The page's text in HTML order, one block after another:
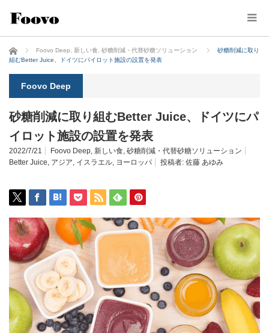
ホーム Foovo Deep 新しい食 砂糖削減・代替砂糖ソリューション
砂糖削減に取り
組むBetter Juice、ドイツにパイロット施設の設置を発表
Foovo Deep
砂糖削減に取り組むBetter Juice、ドイツにパ
イロット施設の設置を発表
2022/7/21 Foovo Deep, 新しい食, 砂糖削減・代替砂糖ソリューション
Better Juice, アジア, イスラエル, ヨーロッパ 投稿者: 佐藤 あゆみ